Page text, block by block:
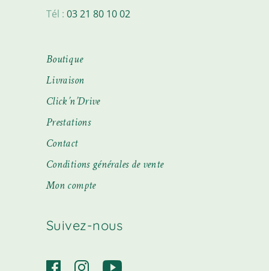
Tél :03 21 80 10 02
Boutique
Livraison
Click’n’Drive
Prestations
Contact
Conditions générales de vente
Mon compte
Suivez-nous